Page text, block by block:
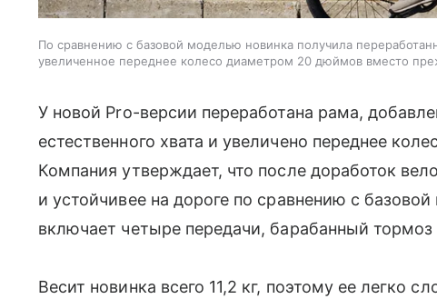
По сравнению с базовой моделью новинка получила
увеличенное переднее колесо диаметром 20 дюймов вместо
У новой Pro-версии переработана рама,
естественного хвата и увеличено переднее
Компания утверждает, что после доработок
и устойчивее на дороге по сравнению с
включает четыре передачи, барабанный
Весит новинка всего 11,2 кг, поэтому ее легко